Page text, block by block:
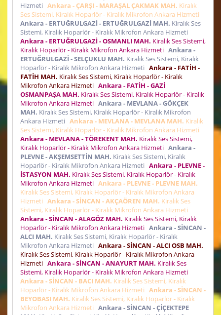
Hizmeti Ankara - ÇARŞI - MARAŞAL ÇAKMAK MAH. Kiralık
Ses Sistemi, Kiralık Hoparlör - Kiralık Mikrofon Ankara Hizmeti
Ankara - ERTUĞRULGAZİ - ERTUĞRULGAZİ MAH. Kiralık Ses
Sistemi, Kiralık Hoparlör - Kiralık Mikrofon Ankara Hizmeti
Ankara - ERTUĞRULGAZİ - OSMANLI MAH. Kiralık Ses Sistemi,
Kiralık Hoparlör - Kiralık Mikrofon Ankara Hizmeti Ankara -
ERTUĞRULGAZİ - SELÇUKLU MAH. Kiralık Ses Sistemi, Kiralık
Hoparlör - Kiralık Mikrofon Ankara Hizmeti Ankara - FATİH -
FATİH MAH. Kiralık Ses Sistemi, Kiralık Hoparlör - Kiralık
Mikrofon Ankara Hizmeti Ankara - FATİH - GAZİ
OSMANPAŞA MAH. Kiralık Ses Sistemi, Kiralık Hoparlör - Kiralık
Mikrofon Ankara Hizmeti Ankara - MEVLANA - GÖKÇEK
MAH. Kiralık Ses Sistemi, Kiralık Hoparlör - Kiralık Mikrofon
Ankara Hizmeti Ankara - MEVLANA - MEVLANA MAH. Kiralık
Ses Sistemi, Kiralık Hoparlör - Kiralık Mikrofon Ankara Hizmeti
Ankara - MEVLANA - TÖREKENT MAH. Kiralık Ses Sistemi,
Kiralık Hoparlör - Kiralık Mikrofon Ankara Hizmeti Ankara -
PLEVNE - AKŞEMSETTİN MAH. Kiralık Ses Sistemi, Kiralık
Hoparlör - Kiralık Mikrofon Ankara Hizmeti Ankara - PLEVNE -
İSTASYON MAH. Kiralık Ses Sistemi, Kiralık Hoparlör - Kiralık
Mikrofon Ankara Hizmeti Ankara - PLEVNE - PLEVNE MAH.
Kiralık Ses Sistemi, Kiralık Hoparlör - Kiralık Mikrofon Ankara
Hizmeti Ankara - SİNCAN - AKÇAÖREN MAH. Kiralık Ses
Sistemi, Kiralık Hoparlör - Kiralık Mikrofon Ankara Hizmeti
Ankara - SİNCAN - ALAGÖZ MAH. Kiralık Ses Sistemi, Kiralık
Hoparlör - Kiralık Mikrofon Ankara Hizmeti Ankara - SİNCAN -
ALCI MAH. Kiralık Ses Sistemi, Kiralık Hoparlör - Kiralık
Mikrofon Ankara Hizmeti Ankara - SİNCAN - ALCI OSB MAH.
Kiralık Ses Sistemi, Kiralık Hoparlör - Kiralık Mikrofon Ankara
Hizmeti Ankara - SİNCAN - ANAYURT MAH. Kiralık Ses
Sistemi, Kiralık Hoparlör - Kiralık Mikrofon Ankara Hizmeti
Ankara - SİNCAN - BACI MAH. Kiralık Ses Sistemi, Kiralık
Hoparlör - Kiralık Mikrofon Ankara Hizmeti Ankara - SİNCAN -
BEYOBASI MAH. Kiralık Ses Sistemi, Kiralık Hoparlör - Kiralık
Mikrofon Ankara Hizmeti Ankara - SİNCAN - ÇİÇEKTEPE